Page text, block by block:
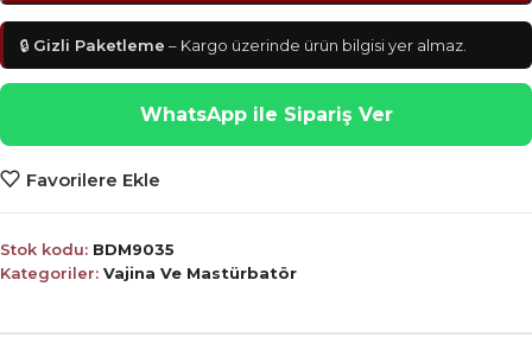
🔒 Gizli Paketleme – Kargo üzerinde ürün bilgisi yer almaz.
WhatsApp ile Sipariş Ver
Favorilere Ekle
Stok kodu: BDM9035
Kategoriler: Vajina Ve Mastürbatör